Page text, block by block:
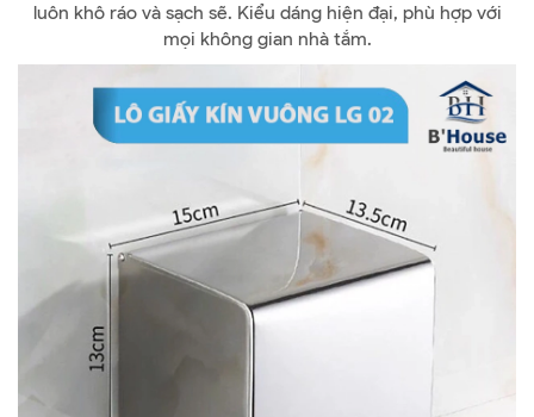
luôn khô ráo và sạch sẽ. Kiểu dáng hiện đại, phù hợp với
mọi không gian nhà tắm.